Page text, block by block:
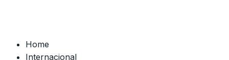
Home
Internacional